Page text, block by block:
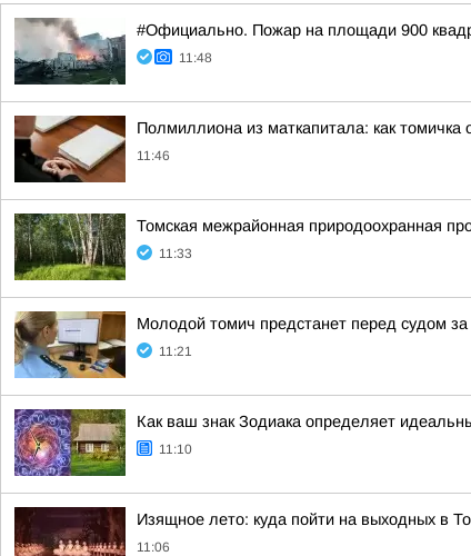
#Официально. Пожар на площади 900
11:48
Полмиллиона из маткапитала: как
11:46
Томская межрайонная природоохранная
11:33
Молодой томич предстанет перед судом за
11:21
Как ваш знак Зодиака определяет
11:10
Изящное лето: куда пойти на выходных в
11:06